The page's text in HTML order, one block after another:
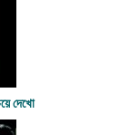
দেখো